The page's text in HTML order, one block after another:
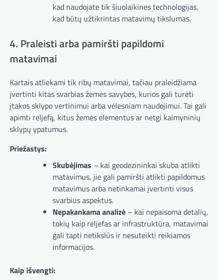
kad naudojate tik šiuolaikines technologijas,
kad būtų užtikrintas matavimų tikslumas.
4. Praleisti arba pamiršti papildomi
matavimai
Kartais atliekami tik ribų matavimai, tačiau praleidžiama
įvertinti kitas svarbias žemės savybes, kurios gali turėti
įtakos sklypo vertinimui arba vėlesniam naudojimui. Tai gali
apimti reljefą, kitus žemės elementus ar netgi kaimyninių
sklypų ypatumus.
Priežastys:
Skubėjimas – kai geodezininkai skuba atlikti
matavimus, jie gali pamiršti atlikti papildomus
matavimus arba netinkamai įvertinti visus
svarbius aspektus.
Nepakankama analizė – kai nepaisoma detalių,
tokių kaip reljefas ar infrastruktūra, matavimai
gali tapti netikslūs ir nesuteikti reikiamos
informacijos.
Kaip išvengti: